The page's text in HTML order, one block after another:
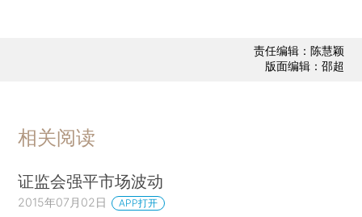
责任编辑：陈慧颖
版面编辑：邵超
相关阅读
证监会强平市场波动
2015年07月02日 APP打开